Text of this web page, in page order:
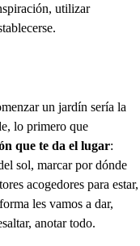
utilizar
un jardín sería la
lo primero que
que te da el lugar:
sol, marcar por dónde
acogedores para estar,
les vamos a dar,
anotar todo.